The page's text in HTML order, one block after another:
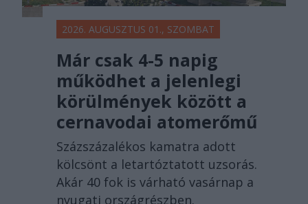
2026. AUGUSZTUS 01., SZOMBAT
Már csak 4-5 napig
működhet a jelenlegi
körülmények között a
cernavodai atomerőmű
Százszázalékos kamatra adott
kölcsönt a letartóztatott uzsorás.
Akár 40 fok is várható vasárnap a
nyugati országrészben.